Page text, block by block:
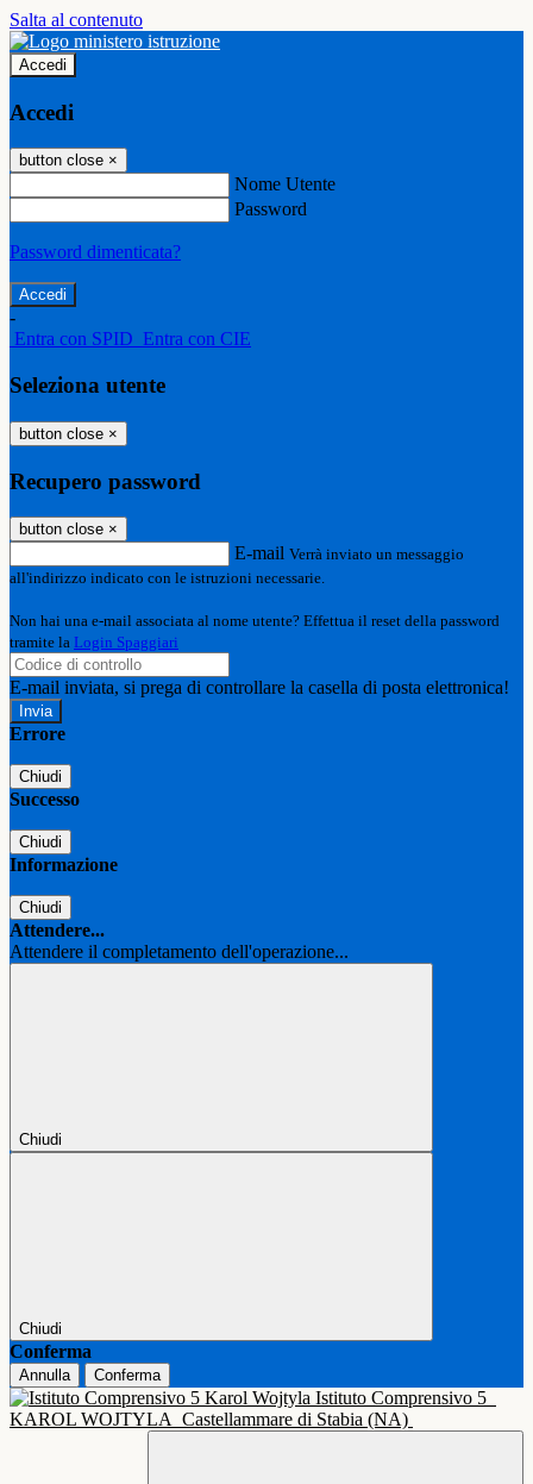
Salta al contenuto
Accedi
Accedi
button close ×
Nome Utente
Password
Password dimenticata?
-
Entra con SPID Entra con CIE
Seleziona utente
button close ×
Recupero password
button close ×
E-mail Verrà inviato un messaggio
all'indirizzo indicato con le istruzioni necessarie.
Non hai una e-mail associata al nome utente? Effettua il reset della password
tramite la Login Spaggiari
E-mail inviata, si prega di controllare la casella di posta elettronica!
Errore
Chiudi
Successo
Chiudi
Informazione
Chiudi
Attendere...
Attendere il completamento dell'operazione...
Chiudi
Chiudi
Conferma
Annulla Conferma
Istituto Comprensivo 5
KAROL WOJTYLA Castellammare di Stabia (NA)